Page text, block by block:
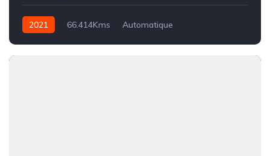
2021 66.414Kms
Automatique